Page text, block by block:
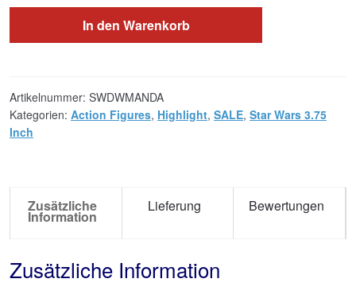
In den Warenkorb
Artikelnummer: SWDWMANDA
Kategorien: Action Figures, Highlight, SALE, Star Wars 3.75
Inch
Zusätzliche
Information
Lieferung Bewertungen
Zusätzliche Information